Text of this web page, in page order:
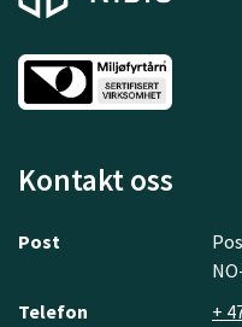
Kontakt oss
Post
Telefon
+